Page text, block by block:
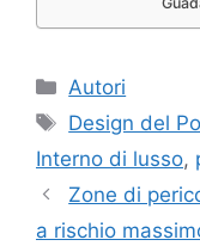
Categories
Autori
Tags
Design del
Interno di lusso,
Zone di
a rischio